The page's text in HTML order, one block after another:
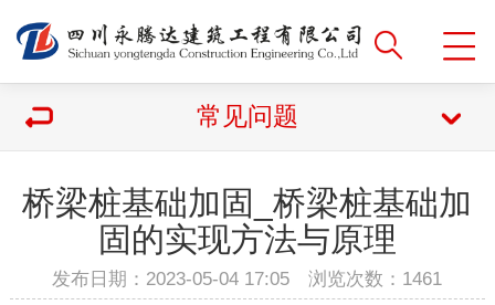
常见问题
桥梁桩基础加固_桥梁桩基础加
固的实现方法与原理
发布日期：2023-05-04 17:05 浏览次数： 1461